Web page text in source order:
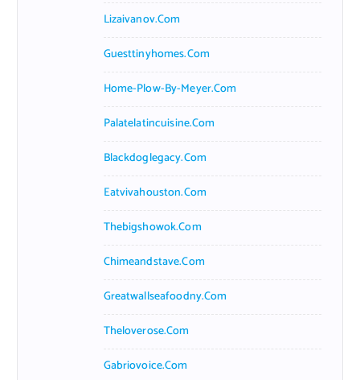
Lizaivanov.com
Guesttinyhomes.com
Home-Plow-By-Meyer.com
Palatelatincuisine.com
Blackdoglegacy.com
Eatvivahouston.com
Thebigshowok.com
Chimeandstave.com
Greatwallseafoodny.com
Theloverose.com
Gabriovoice.com